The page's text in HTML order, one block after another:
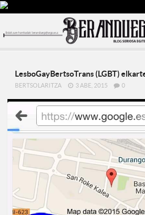
LesboGayBertsoTrans (LGBT)
BERTSOLARITZA 3 ABE, 2015 0